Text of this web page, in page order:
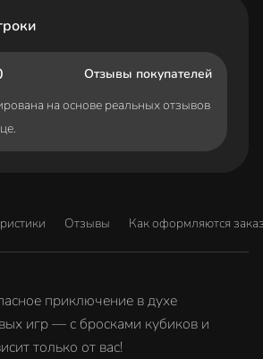
Отзывы покупателей
на основе реальных отзывов
Отзывы Как оформляются
приключение в духе
игр — с бросками кубиков и
только от вас!